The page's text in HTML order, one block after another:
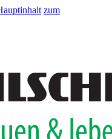
zum